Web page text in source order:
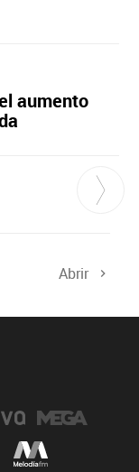
aumento
Abrir